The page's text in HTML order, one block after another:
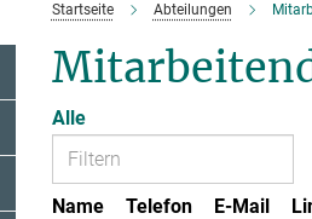
Startseite Abteilungen
Alle
Name Telefon E-Mail